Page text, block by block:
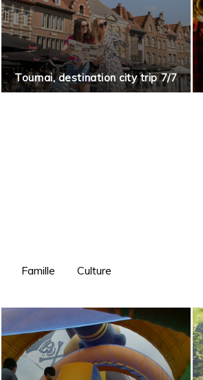
Tournai, destination city trip 7/7
Famille Culture